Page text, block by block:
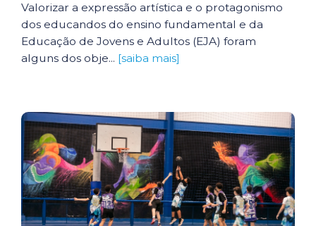
Valorizar a expressão artística e o protagonismo
dos educandos do ensino fundamental e da
Educação de Jovens e Adultos (EJA) foram
alguns dos obje... [saiba mais]